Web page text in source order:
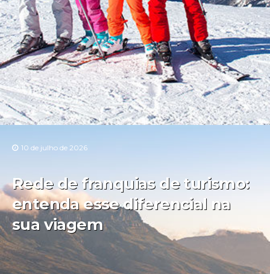
10 de julho de 2026
Rede de franquias de turismo:
entenda esse diferencial na
sua viagem